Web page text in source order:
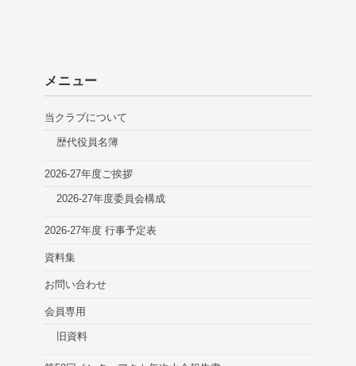
メニュー
当クラブについて
歴代役員名簿
2026-27年度ご挨拶
2026-27年度委員会構成
2026-27年度 行事予定表
資料集
お問い合わせ
会員専用
旧資料